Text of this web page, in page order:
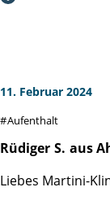
man sich mehr
11. Februar 2024
Aufenthalt
Rüdiger S. aus
Liebes Martini-